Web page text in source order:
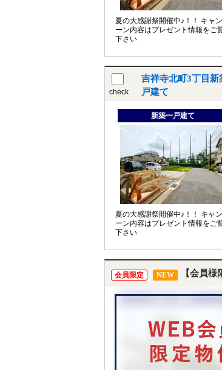
夏の大感謝祭開催中♪！！ キャ
ーン内容はプレゼント情報をご
下さい
check
吉祥寺北町3丁目
戸建て
新築一戸建て
夏の大感謝祭開催中♪！！ キャ
ーン内容はプレゼント情報をご
下さい
会員限定 NEW 【会員様